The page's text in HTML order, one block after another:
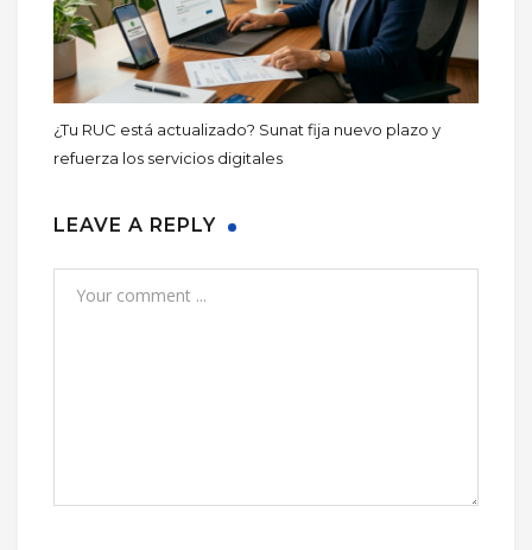
¿Tu RUC está actualizado? Sunat fija nuevo plazo y
refuerza los servicios digitales
LEAVE A REPLY